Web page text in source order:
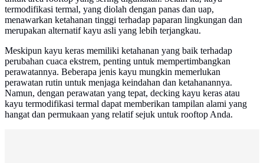
termodifikasi termal, yang diolah dengan panas dan uap,
menawarkan ketahanan tinggi terhadap paparan lingkungan dan
merupakan alternatif kayu asli yang lebih terjangkau.
Meskipun kayu keras memiliki ketahanan yang baik terhadap
perubahan cuaca ekstrem, penting untuk mempertimbangkan
perawatannya. Beberapa jenis kayu mungkin memerlukan
perawatan rutin untuk menjaga keindahan dan ketahanannya.
Namun, dengan perawatan yang tepat, decking kayu keras atau
kayu termodifikasi termal dapat memberikan tampilan alami yang
hangat dan permukaan yang relatif sejuk untuk rooftop Anda.